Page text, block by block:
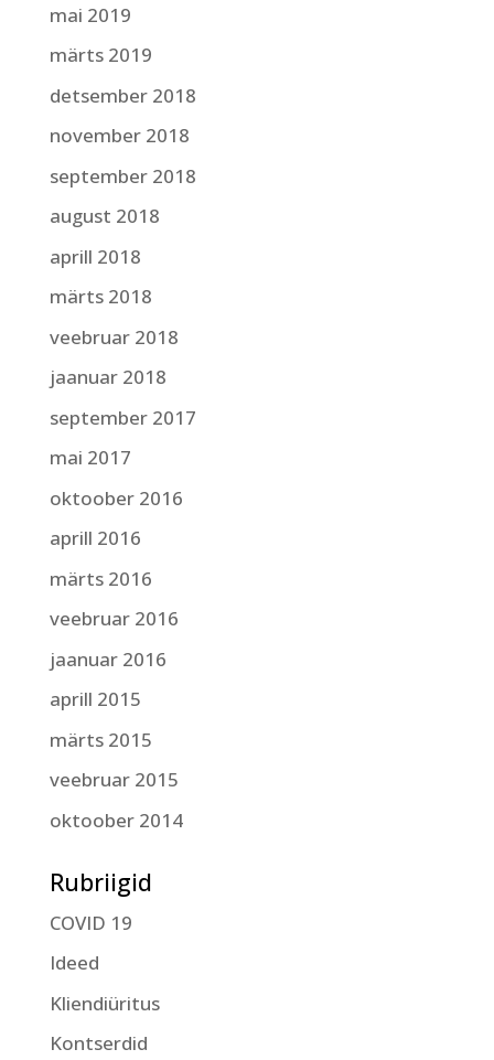
mai 2019
märts 2019
detsember 2018
november 2018
september 2018
august 2018
aprill 2018
märts 2018
veebruar 2018
jaanuar 2018
september 2017
mai 2017
oktoober 2016
aprill 2016
märts 2016
veebruar 2016
jaanuar 2016
aprill 2015
märts 2015
veebruar 2015
oktoober 2014
Rubriigid
COVID 19
Ideed
Kliendiüritus
Kontserdid